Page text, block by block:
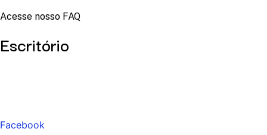
Acesse nosso FAQ
Escritório
Facebook